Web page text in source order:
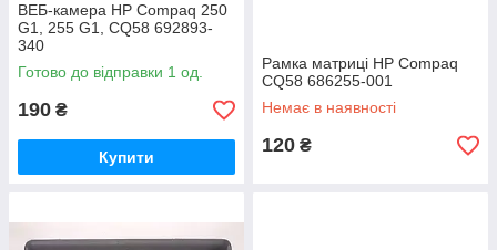
ВЕБ-камера HP Compaq 250
G1, 255 G1, CQ58 692893-
340
Готово до відправки 1 од.
190 ₴
Купити
Рамка матриці HP Compaq
CQ58 686255-001
Немає в наявності
120 ₴